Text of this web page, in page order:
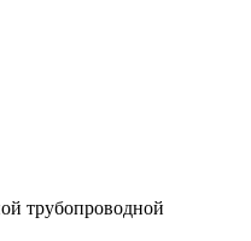
трубопроводной